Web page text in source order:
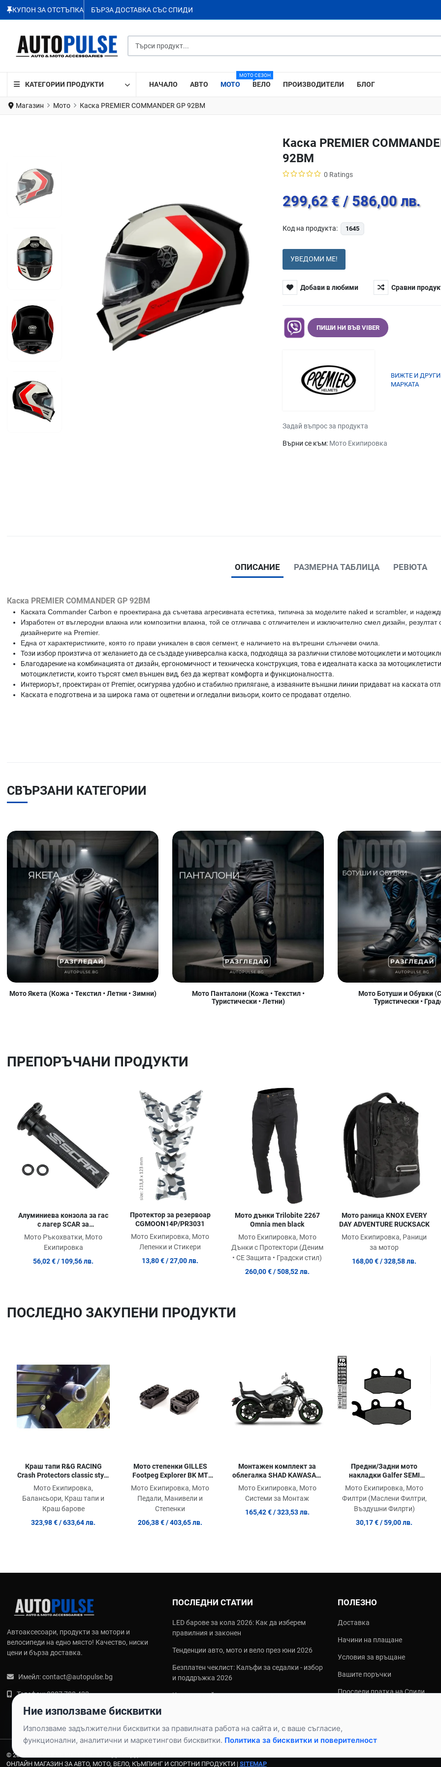
КУПОН ЗА ОТСТЪПКА БЪРЗА ДОСТАВКА СЪС СПИДИ
КАТЕГОРИИ ПРОДУКТИ НАЧАЛО АВТО МОТО
МОТО СЕЗОН
ВЕЛО ПРОИЗВОДИТЕЛИ БЛОГ
Магазин Мото Каска PREMIER COMMANDER GP 92BM
Каска PREMIER
92BM
0 Ratings
299,62 € / 586,00 лв.
Код на продукта: 1645
УВЕДОМИ МЕ!
Добави в любими Сравни
ПИШИ НИ ВЪВ VIBER
ВИЖТЕ И
МАРКАТА
Задай въпрос за продукта
Върни се към: Мото Екипировка
ОПИСАНИЕ РАЗМЕРНА ТАБЛИЦА РЕВЮТА
Каска PREMIER COMMANDER GP 92BM
Каската Commander Carbon е проектирана да съчетава агресивната естетика, типична за моделите naked и scrambler, и
Изработен от въглеродни влакна или композитни влакна, той се отличава с отличителен и изключително смел дизайн,
дизайнерите на Premier.
Една от характеристиките, която го прави уникален в своя сегмент, е наличието на вътрешни слънчеви очила.
Този избор произтича от желанието да се създаде универсална каска, подходяща за различни стилове мотоциклети и
Благодарение на комбинацията от дизайн, ергономичност и техническа конструкция, това е идеалната каска за
мотоциклетисти, които търсят смел външен вид, без да жертват комфорта и функционалността.
Интериорът, проектиран от Premier, осигурява удобно и стабилно прилягане, а изваяните външни линии придават на каската
Каската е подготвена и за широка гама от оцветени и огледални визьори, които се продават отделно.
СВЪРЗАНИ КАТЕГОРИИ
Мото Якета (Кожа • Текстил • Летни • Зимни)
Мото Панталони (Кожа • Текстил •
Туристически • Летни)
Мото Ботуши и Обувки
Туристически •
ПРЕПОРЪЧАНИ ПРОДУКТИ
Добави в любими
Сравни продукт
Алуминиева конзола за гас
с лагер SCAR за
KTM/HUSQVARNA/GAS GAS
Мото Ръкохватки, Мото
Екипировка
56,02 €/ 109,56 лв.
Добави в любими
Сравни продукт
Quick View
Протектор за резервоар
CGMOON14P/PR3031
Мото Екипировка, Мото
Лепенки и Стикери
13,80 € / 27,00 лв.
Добави в любими
Сравни продукт
Quick View
Мото дънки Trilobite 2267
Omnia men black
Мото Екипировка, Мото
Дънки с Протектори (Деним
• СЕ Защита • Градски стил)
260,00 €/ 508,52 лв.
Мото раница KNOX EVERY
DAY ADVENTURE RUCKSACK
Мото Екипировка, Раници
за мотор
168,00 €/ 328,58 лв.
ПОСЛЕДНO ЗАКУПЕНИ ПРОДУКТИ
Quick View
Краш тапи R&G RACING
Crash Protectors classic style
Kawasaki ZZR 1400 06-11
Мото Екипировка,
Балансьори, Краш тапи и
Краш барове
323,98 €/ 633,64 лв.
Quick View
Мото степенки GILLES
Footpeg Explorer BK MT
07/09/10 / XSR
Мото Екипировка, Мото
Педали, Манивели и
Степенки
206,38 € / 403,65 лв.
Сравни продукт
Quick View
Монтажен комплект за
облегалка SHAD KAWASAKI
VULCAN S 650 '15
Мото Екипировка, Мото
Системи за Монтаж
165,42 €/ 323,53 лв.
Предни/Задни мото
накладки Galfer SEMI
METAL FD086G1054
Мото Екипировка, Мото
Филтри (Маслени Филтри,
Въздушни Филрти)
30,17 €/ 59,00 лв.
Автоаксесоари, продукти за мотори и
велосипеди на едно място! Качество, ниски
цени и бърза доставка.
Имейл:contact@autopulse.bg
Телефон:0887 788 433
ПОСЛЕДНИ СТАТИИ
LED барове за кола 2026: Как да изберем
правилния и законен
Тенденции авто, мото и вело през юни 2026
Безплатен чеклист: Калъфи за седалки - избор
и поддръжка 2026
Какви са най‑често използваните видове
ПОЛЕЗНО
Доставка
Начини на плащане
Условия за връщане
Вашите поръчки
Проследи пратка на Спиди
© 2026 AUTOPULSE.BG - ПУЛС ТРЕЙД ЕООД |
ОНЛАЙН МАГАЗИН ЗА АВТО, МОТО, ВЕЛО, КЪМПИНГ И СПОРТНИ ПРОДУКТИ | SITEMAP
Ние използваме бисквитки
Използваме задължителни бисквитки за правилната работа на сайта и, с ваше съгласие,
функционални, аналитични и маркетингови бисквитки. Политика за бисквитки и поверителност